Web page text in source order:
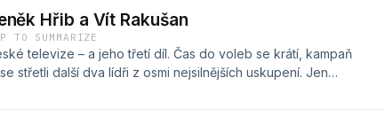
Hřib a Vít Rakušan
TO SUMMARIZE
televize – a jeho třetí díl. Čas do voleb se krátí, kampaň
střetli další dva lídři z osmi nejsilnějších uskupení. Jen